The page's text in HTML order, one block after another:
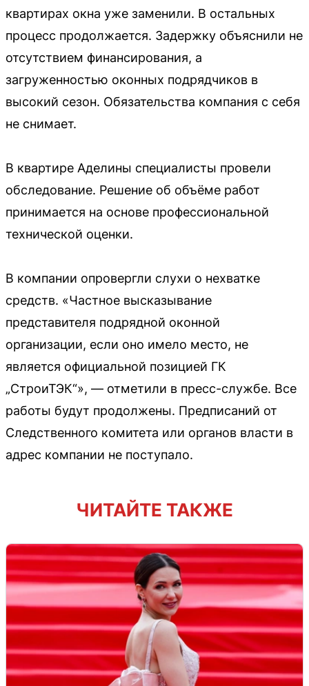
квартирах окна уже заменили. В остальных
процесс продолжается. Задержку объяснили не
отсутствием финансирования, а
загруженностью оконных подрядчиков в
высокий сезон. Обязательства компания с себя
не снимает.
В квартире Аделины специалисты провели
обследование. Решение об объёме работ
принимается на основе профессиональной
технической оценки.
В компании опровергли слухи о нехватке
средств. «Частное высказывание
представителя подрядной оконной
организации, если оно имело место, не
является официальной позицией ГК
„СтроиТЭК“», — отметили в пресс-службе. Все
работы будут продолжены. Предписаний от
Следственного комитета или органов власти в
адрес компании не поступало.
ЧИТАЙТЕ ТАКЖЕ